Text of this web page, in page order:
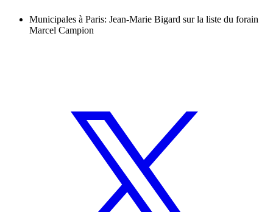
Municipales à Paris: Jean-Marie Bigard sur la liste du forain
Marcel Campion